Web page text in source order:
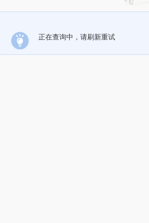
正在查询中，请刷新重试